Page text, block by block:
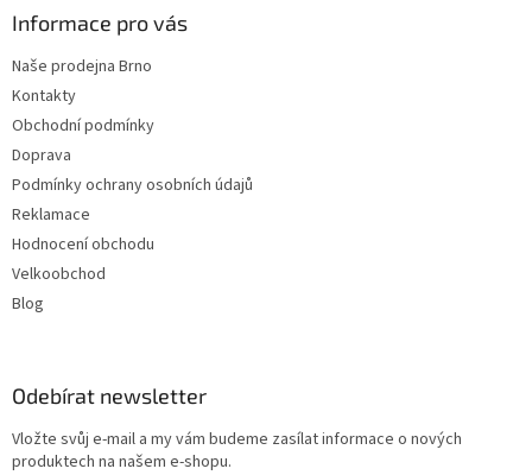
Informace pro vás
Naše prodejna Brno
Kontakty
Obchodní podmínky
Doprava
Podmínky ochrany osobních údajů
Reklamace
Hodnocení obchodu
Velkoobchod
Blog
Odebírat newsletter
Vložte svůj e-mail a my vám budeme zasílat informace o nových
produktech na našem e-shopu.